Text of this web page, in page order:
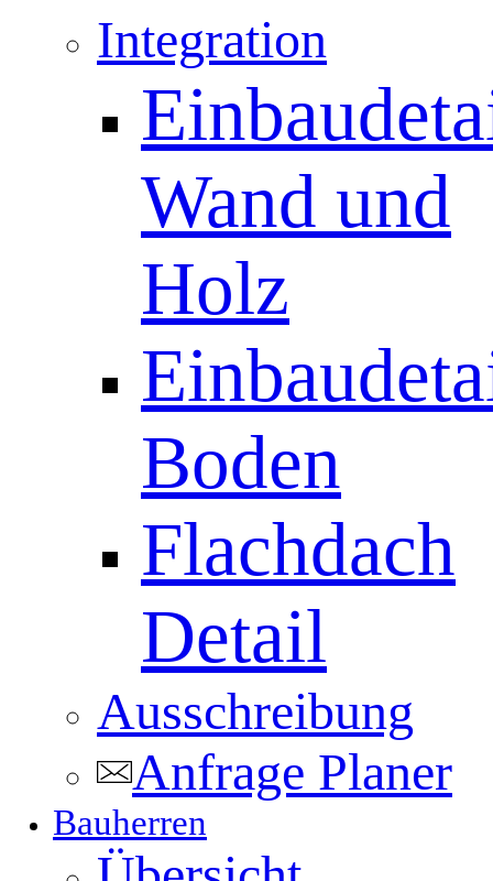
Integration
Wand und
Holz
Boden
Flachdach
Detail
Ausschreibung
Anfrage Planer
Bauherren